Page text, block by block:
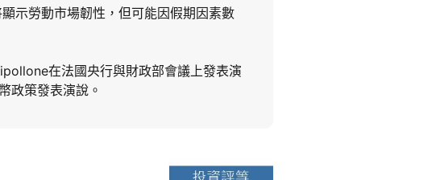
示勞動市場韌性，但可能因假期因素數
在法國央行與財政部會議上發表演
政策發表演說。